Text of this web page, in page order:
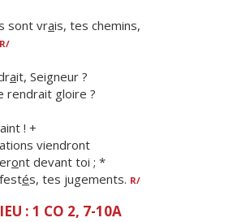
sont vrais, tes chemins,
R/
ait, Seigneur ?
rendrait gloire ?
! +
viendront
ont devant toi ; *
és, tes jugements. R/
: 1 CO 2, 7-10A